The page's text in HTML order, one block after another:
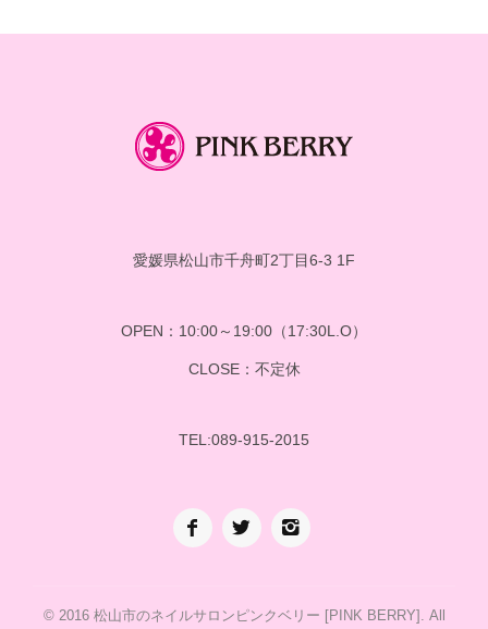
愛媛県松山市千舟町2丁目6-3 1F
OPEN：10:00～19:00（17:30L.O）
CLOSE：不定休
TEL:089-915-2015
© 2016 松山市のネイルサロンピンクベリー [PINK BERRY] . All